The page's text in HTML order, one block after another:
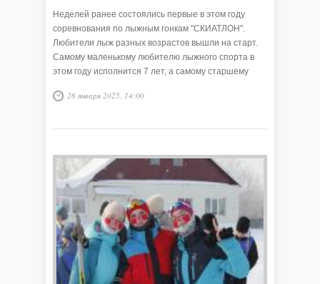
Неделей ранее состоялись первые в этом году
соревнования по лыжным гонкам "СКИАТЛОН".
Любители лыж разных возрастов вышли на старт.
Самому маленькому любителю лыжного спорта в
этом году исполнится 7 лет, а самому старшему
26 января 2025, 14:00